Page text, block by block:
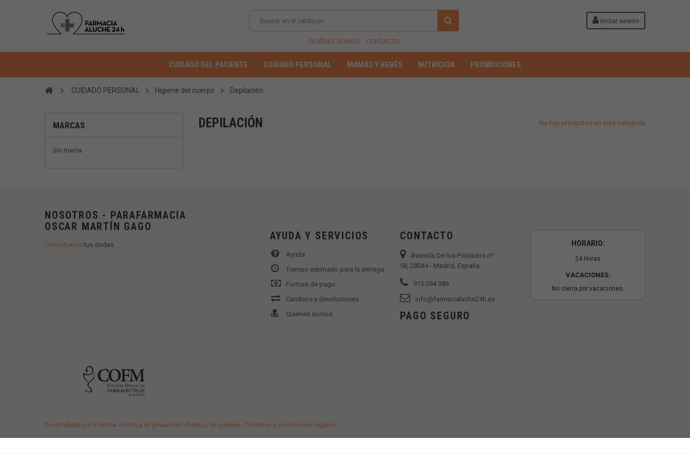
Iniciar sesión
QUIÉNES SOMOS CONTACTO
CUIDADO DEL PACIENTE CUIDADO PERSONAL MAMÁS Y BEBÉS NUTRICIÓN PROMOCIONES
CUIDADO PERSONAL Higiene del cuerpo Depilación
MARCAS
Sin marca
DEPILACIÓN No hay productos en esta categoría
NOSOTROS - PARAFARMACIA
OSCAR MARTÍN GAGO
Consúltanostus dudas.
AYUDA Y SERVICIOS
Ayuda
Tiempo estimado para la entrega
Formas de pago
Cambios y devoluciones
Quienes somos
CONTACTO
Avenida De los Poblados nº
58, 28044 - Madrid, España
915 094 389
info@farmacialuche24h.es
HORARIO:
24 Horas
VACACIONES:
No cierra por vacaciones.
PAGO SEGURO
Desarrollado por V·Farma - Política de privacidad - Política de cookies - Términos y condiciones legales